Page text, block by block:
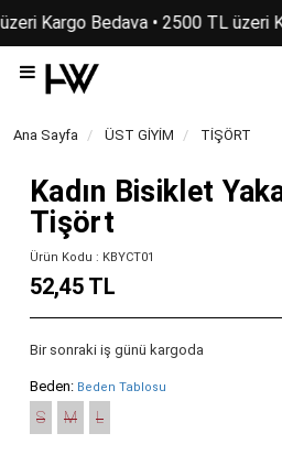
Kargo Bedava • 2500 TL
Ana Sayfa ÜST GİYİM TİŞÖRT
Kadın Bisiklet
Tişört
Ürün Kodu : KBYCT01
52,45 TL
Bir sonraki iş günü kargoda
Beden: Beden Tablosu
S M L